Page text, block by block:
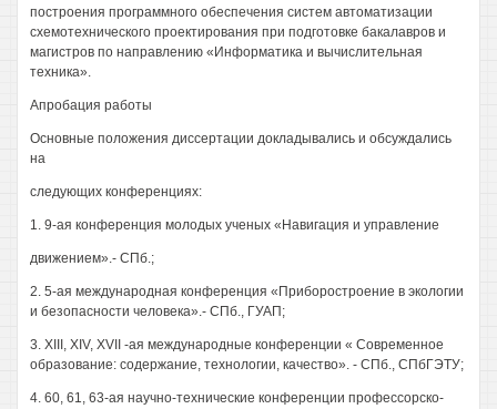
построения программного обеспечения систем автоматизации
схемотехнического проектирования при подготовке бакалавров и
магистров по направлению «Информатика и вычислительная
техника».
Апробация работы
Основные положения диссертации докладывались и обсуждались
на
следующих конференциях:
1. 9-ая конференция молодых ученых «Навигация и управление
движением».- СПб.;
2. 5-ая международная конференция «Приборостроение в экологии
и безопасности человека».- СПб., ГУАП;
3. XIII, XIV, XVII -ая международные конференции « Современное
образование: содержание, технологии, качество». - СПб., СПбГЭТУ;
4. 60, 61, 63-ая научно-технические конференции профессорско-